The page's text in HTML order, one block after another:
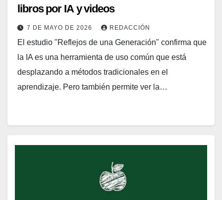
libros por IA y videos
7 DE MAYO DE 2026 REDACCIÓN
El estudio "Reflejos de una Generación" confirma que
la IA es una herramienta de uso común que está
desplazando a métodos tradicionales en el
aprendizaje. Pero también permite ver la…